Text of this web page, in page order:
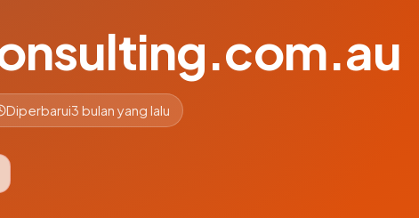
Diperbarui3 bulan yang lalu